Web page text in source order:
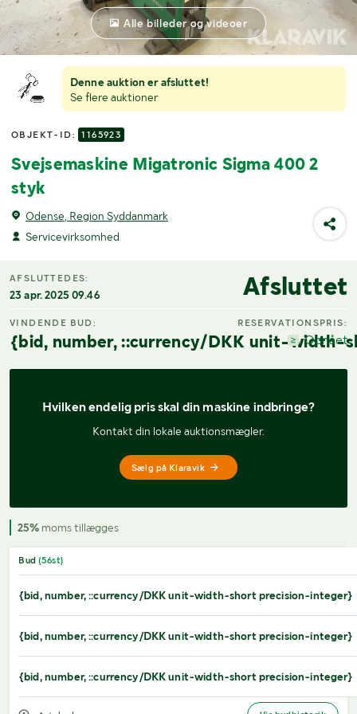
Denne auktion er afsluttet!
Se flere auktioner
OBJEKT-ID: 1165923
Svejsemaskine Migatronic Sigma 400 2
styk
Odense, Region Syddanmark
Servicevirksomhed
Alle billeder og videoer
AFSLUTTEDES:
23 apr. 2025 09.46 Afsluttet
VINDENDE BUD:
{bid, number, ::currency/DKK unit-width-
RESERVATIONSPRIS:
Opnået
Hvilken endelig pris skal din maskine indbringe?
Kontakt din lokale auktionsmægler.
Sælg på Klaravik
25% moms tillægges
Bud (56st)
{bid, number, ::currency/DKK unit-width-short precision-integer}
{bid, number, ::currency/DKK unit-width-short precision-integer}
{bid, number, ::currency/DKK unit-width-short precision-integer}